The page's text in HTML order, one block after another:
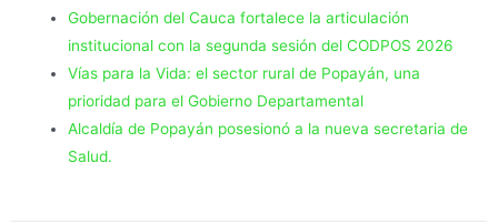
Gobernación del Cauca fortalece la articulación
institucional con la segunda sesión del CODPOS 2026
Vías para la Vida: el sector rural de Popayán, una
prioridad para el Gobierno Departamental
Alcaldía de Popayán posesionó a la nueva secretaria de
Salud.